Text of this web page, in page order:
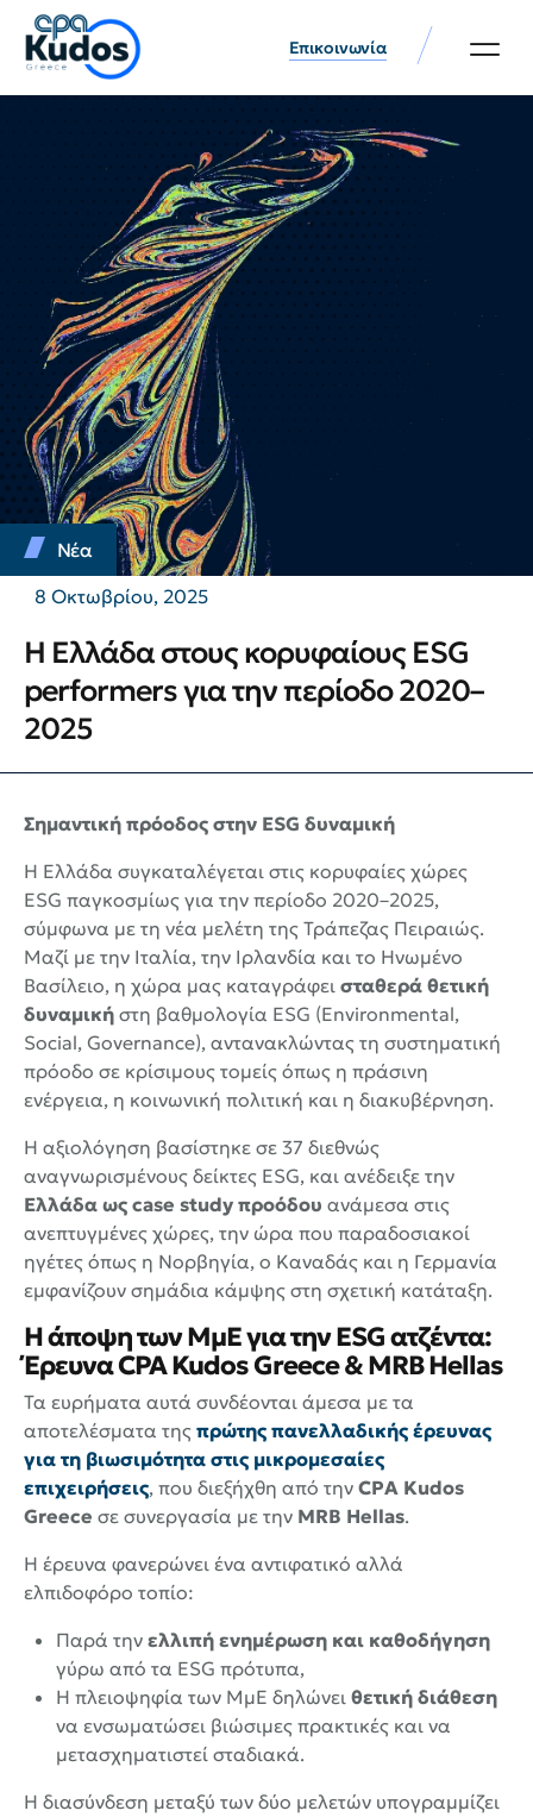
Επικοινωνία
Νέα
8 Οκτωβρίου, 2025
Η Ελλάδα στους κορυφαίους ESG
performers για την περίοδο 2020–
2025
Σημαντική πρόοδος στην ESG δυναμική
Η Ελλάδα συγκαταλέγεται στις κορυφαίες χώρες
ESG παγκοσμίως για την περίοδο 2020–2025,
σύμφωνα με τη νέα μελέτη της Τράπεζας Πειραιώς.
Μαζί με την Ιταλία, την Ιρλανδία και το Ηνωμένο
Βασίλειο, η χώρα μας καταγράφει σταθερά θετική
δυναμική στη βαθμολογία ESG (Environmental,
Social, Governance), αντανακλώντας τη συστηματική
πρόοδο σε κρίσιμους τομείς όπως η πράσινη
ενέργεια, η κοινωνική πολιτική και η διακυβέρνηση.
Η αξιολόγηση βασίστηκε σε 37 διεθνώς
αναγνωρισμένους δείκτες ESG, και ανέδειξε την
Ελλάδα ως case study προόδου ανάμεσα στις
ανεπτυγμένες χώρες, την ώρα που παραδοσιακοί
ηγέτες όπως η Νορβηγία, ο Καναδάς και η Γερμανία
εμφανίζουν σημάδια κάμψης στη σχετική κατάταξη.
Η άποψη των ΜμΕ για την ESG ατζέντα:
Έρευνα CPA Kudos Greece & MRB Hellas
Τα ευρήματα αυτά συνδέονται άμεσα με τα
αποτελέσματα της πρώτης πανελλαδικής έρευνας
για τη βιωσιμότητα στις μικρομεσαίες
επιχειρήσεις, που διεξήχθη από την CPA Kudos
Greece σε συνεργασία με την MRB Hellas.
Η έρευνα φανερώνει ένα αντιφατικό αλλά
ελπιδοφόρο τοπίο:
Παρά τηνελλιπή ενημέρωση και καθοδήγηση
γύρω από τα ESG πρότυπα,
Η πλειοψηφία των ΜμΕ δηλώνειθετική διάθεση
να ενσωματώσει βιώσιμες πρακτικές και να
μετασχηματιστεί σταδιακά.
Η διασύνδεση μεταξύ των δύο μελετών υπογραμμίζει